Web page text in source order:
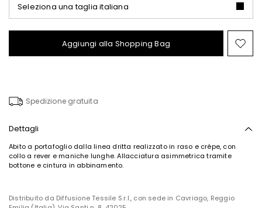
Seleziona una taglia italiana
Aggiungi alla Shopping Bag
Spedizione gratuita
Dettagli
Abito a portafoglio dalla linea dritta realizzato in raso e crépe, con
collo a rever e maniche lunghe. Allacciatura asimmetrica tramite
bottone e cintura in abbinamento.
Distribuito da Diffusione Tessile S.r.l., con sede in Cavriago, Reggio